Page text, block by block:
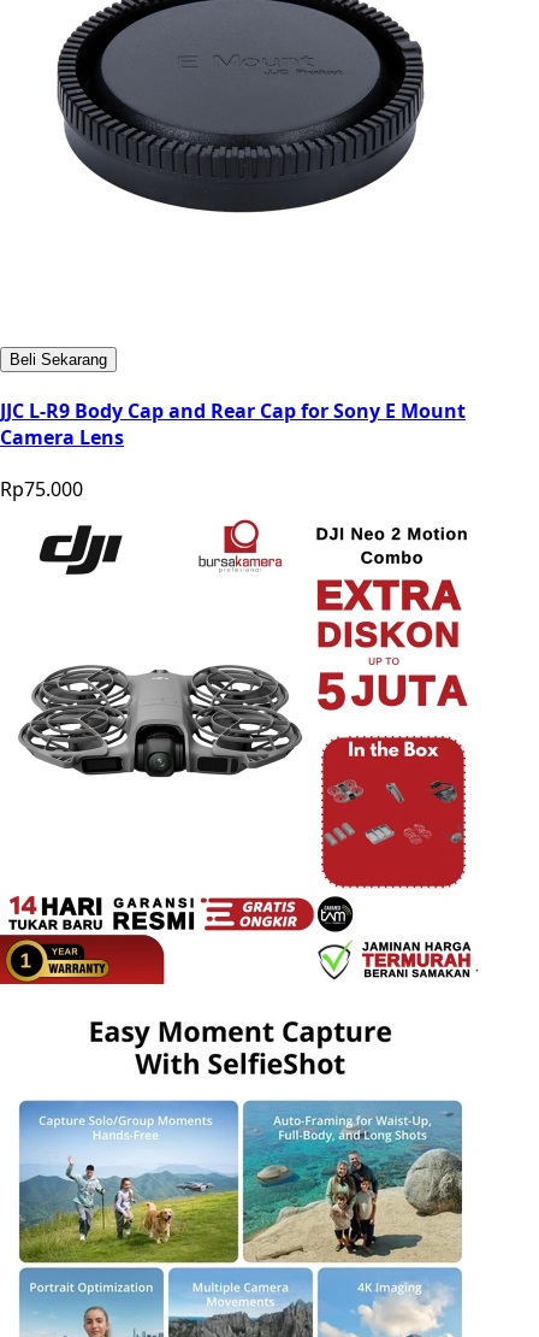
Beli Sekarang
JJC L-R9 Body Cap and Rear Cap for Sony E Mount
Camera Lens
Rp75.000